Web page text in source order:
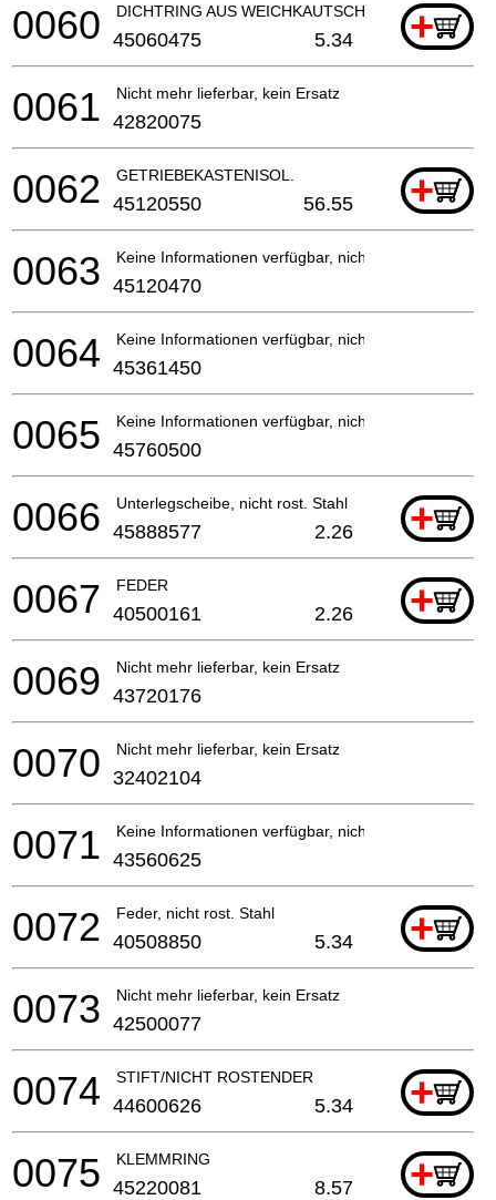
DICHTRING AUS WEICHKAUTSCHUK +
0060 45060475 5.34
Nicht mehr lieferbar, kein Ersatz
0061 42820075
GETRIEBEKASTENISOL. +
0062 45120550 56.55
Keine Informationen verfügbar, nicht bestellbar
0063 45120470
Keine Informationen verfügbar, nicht bestellbar
0064 45361450
Keine Informationen verfügbar, nicht bestellbar
0065 45760500
Unterlegscheibe, nicht rost. Stahl +
0066 45888577 2.26
FEDER +
0067 40500161 2.26
Nicht mehr lieferbar, kein Ersatz
0069 43720176
Nicht mehr lieferbar, kein Ersatz
0070 32402104
Keine Informationen verfügbar, nicht bestellbar
0071 43560625
Feder, nicht rost. Stahl +
0072 40508850 5.34
Nicht mehr lieferbar, kein Ersatz
0073 42500077
STIFT/NICHT ROSTENDER +
0074 44600626 5.34
KLEMMRING +
0075 45220081 8.57